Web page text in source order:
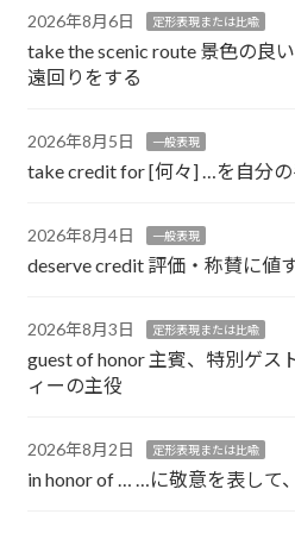
2026年8月6日 定形表現または比喩
take the scenic route 景色の良
遠回りをする
2026年8月5日 一般表現
take credit for [何々] …を自分
2026年8月4日 一般表現
deserve credit 評価・称賛に値
2026年8月3日 定形表現または比喩
guest of honor 主賓、特別ゲス
ィーの主役
2026年8月2日 定形表現または比喩
in honor of … …に敬意を表して